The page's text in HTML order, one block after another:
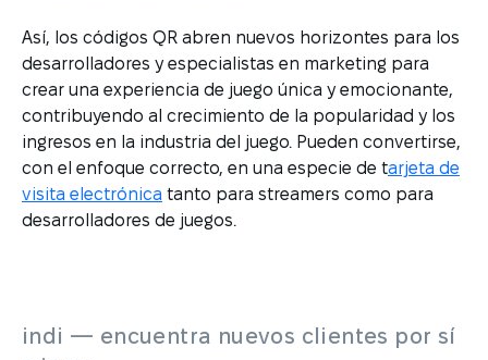
Así, los códigos QR abren nuevos horizontes para los
desarrolladores y especialistas en marketing para
crear una experiencia de juego única y emocionante,
contribuyendo al crecimiento de la popularidad y los
ingresos en la industria del juego. Pueden convertirse,
con el enfoque correcto, en una especie de tarjeta de
visita electrónica tanto para streamers como para
desarrolladores de juegos.
indi — encuentra nuevos clientes por sí